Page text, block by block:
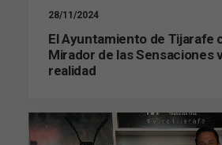
28/11/2024
El Ayuntamiento de Tijarafe
Mirador de las Sensaciones
realidad